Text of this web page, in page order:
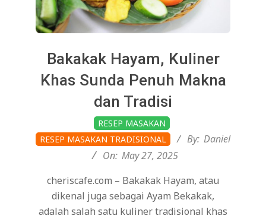
Bakakak Hayam, Kuliner
Khas Sunda Penuh Makna
dan Tradisi
05-
27
RESEP MASAKAN
RESEP MASAKAN TRADISIONAL
By: Daniel
On: May 27, 2025
cheriscafe.com – Bakakak Hayam, atau
dikenal juga sebagai Ayam Bekakak,
adalah salah satu kuliner tradisional khas